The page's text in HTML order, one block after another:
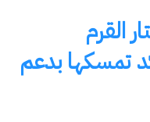
القرم
تمسكها بدعم